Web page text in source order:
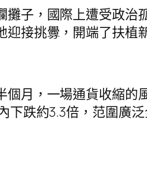
子，國際上遭受政治
迎接挑釁，開端了扶植
，一場通貨收縮的
下跌約3.3倍，范圍廣